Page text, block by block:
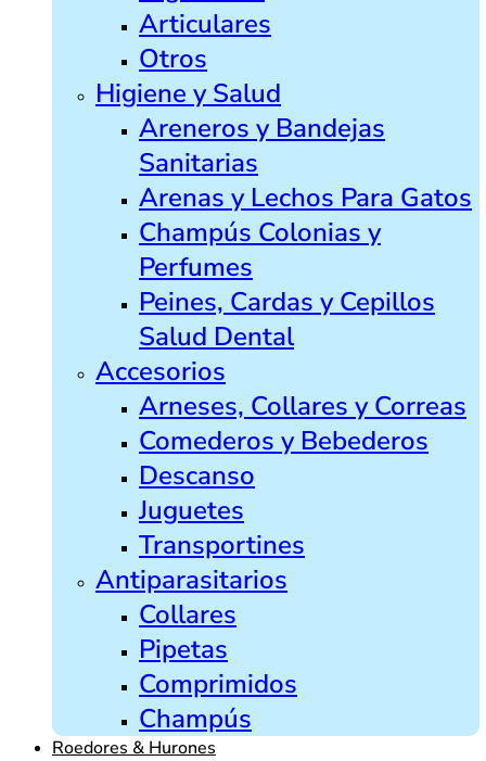
Articulares
Otros
Higiene y Salud
Areneros y Bandejas
Sanitarias
Arenas y Lechos Para Gatos
Champús Colonias y
Perfumes
Peines, Cardas y Cepillos
Salud Dental
Accesorios
Arneses, Collares y Correas
Comederos y Bebederos
Descanso
Juguetes
Transportines
Antiparasitarios
Collares
Pipetas
Comprimidos
Champús
Roedores & Hurones